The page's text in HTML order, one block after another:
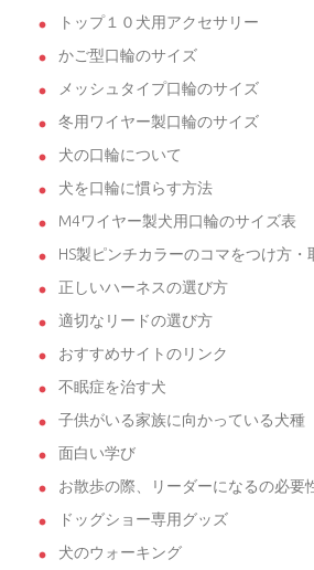
トップ１０犬用アクセサリー
かご型口輪のサイズ
メッシュタイプ口輪のサイズ
冬用ワイヤー製口輪のサイズ
犬の口輪について
犬を口輪に慣らす方法
M4ワイヤー製犬用口輪のサイズ表
HS製ピンチカラーのコマをつけ方・
正しいハーネスの選び方
適切なリードの選び方
おすすめサイトのリンク
不眠症を治す犬
子供がいる家族に向かっている犬種
面白い学び
お散歩の際、リーダーになるの必要
ドッグショー専用グッズ
犬のウォーキング